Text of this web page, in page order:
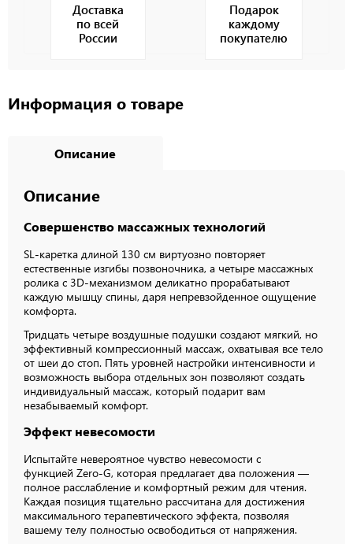
Доставка
по всей
России
Подарок
каждому
покупателю
Информация о товаре
Описание
Описание
Совершенство массажных технологий
SL-каретка длиной 130 см виртуозно повторяет
естественные изгибы позвоночника, а четыре массажных
ролика с 3D-механизмом деликатно прорабатывают
каждую мышцу спины, даря непревзойденное ощущение
комфорта.
Тридцать четыре воздушные подушки создают мягкий, но
эффективный компрессионный массаж, охватывая все тело
от шеи до стоп. Пять уровней настройки интенсивности и
возможность выбора отдельных зон позволяют создать
индивидуальный массаж, который подарит вам
незабываемый комфорт.
Эффект невесомости
Испытайте невероятное чувство невесомости с
функцией Zero-G, которая предлагает два положения —
полное расслабление и комфортный режим для чтения.
Каждая позиция тщательно рассчитана для достижения
максимального терапевтического эффекта, позволяя
вашему телу полностью освободиться от напряжения.